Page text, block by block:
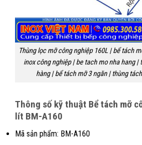
Thùng lọc mỡ công nghiệp 160L | bể tách
inox công nghiệp | be tach mo nha hang |
hàng | bể tách mỡ 3 ngăn | thùng
Thông số kỹ thuật Bể tách mỡ
lít BM-A160
Mã sản phẩm: BM-A160